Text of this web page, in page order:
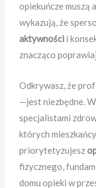
opiekuńcze muszą
wykazują, że
aktywności i
znacząco
Odkrywasz, że
—jest niezbędne.
specjalistami
których
priorytetyzujesz
fizycznego,
domu opieki w